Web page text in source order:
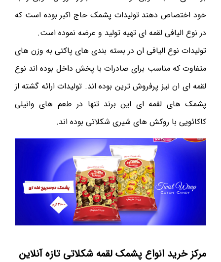
خود اختصاص دهند تولیدات پشمک حاج اکبر بوده است که
در نوع الیافی لقمه ای تهیه تولید و عرضه نموده است.
تولیدات نوع الیافی ان در بسته بندی های پاکتی به وزن های
متفاوت که مناسب برای صادرات با پخش داخل بوده اند نوع
لقمه ای ان نیز پرفروش ترین بوده اند. تولیدات ارائه گشته از
پشمک های لقمه ای این برند تنها در طعم های وانیلی
کاکائویی با روکش های شیری شکلاتی بوده اند.
مرکز خرید انواع پشمک لقمه شکلاتی تازه آنلاین